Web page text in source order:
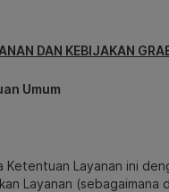
DAN KEBIJAKAN
Umum
Ketentuan Layanan ini
Layanan (sebagaimana